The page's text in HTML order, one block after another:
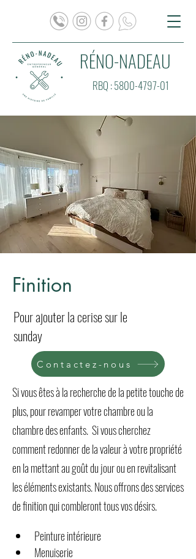
RBQ :5800-4797-01
RÉNO-NADEAU
Finition
Pour ajouter la cerise sur le
sunday
Contactez-nous
Si vous êtes à la recherche de la petite touche de
plus, pour revamper votre chambre ou la
chambre des enfants. Si vous cherchez
comment redonner de la valeur à votre propriété
en la mettant au goût du jour ou en revitalisant
les éléments existants. Nous offrons des services
de finition qui combleront tous vos désirs.
Peinture intérieure
Menuiserie